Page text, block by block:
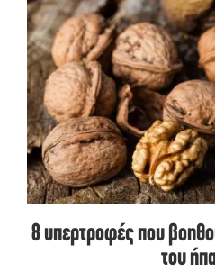
8 υπερτροφές που
του